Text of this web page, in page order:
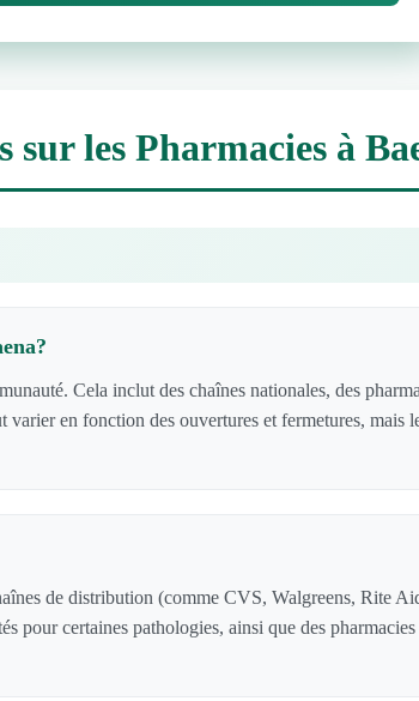
sur les Pharmacies à
Cela inclut des chaînes nationales, des
en fonction des ouvertures et fermetures, mais
de distribution (comme CVS, Walgreens, Rite
pour certaines pathologies, ainsi que des